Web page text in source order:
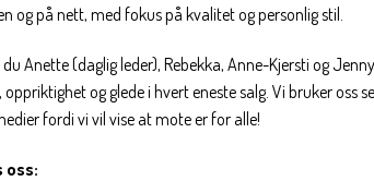
og på nett, med fokus på kvalitet og personlig stil.
Anette (daglig leder), Rebekka, Anne-Kjersti og
og glede i hvert eneste salg. Vi bruker oss
fordi vi vil vise at mote er for alle!
oss: